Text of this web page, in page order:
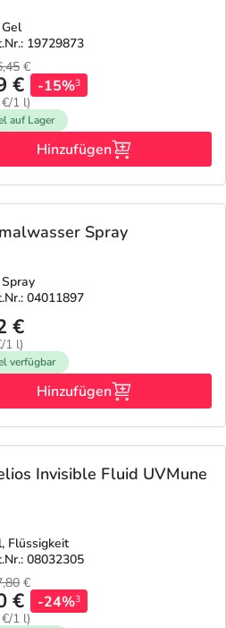
und Kopfhaut
Deals
19729873
€
€
1 l)
-15%3
auf Lager
Hinzufügen
Spray
04011897
€
1 l)
verfügbar
Hinzufügen
Invisible Fluid UVMune
Flüssigkeit
08032305
€
€
1 l)
-24%3